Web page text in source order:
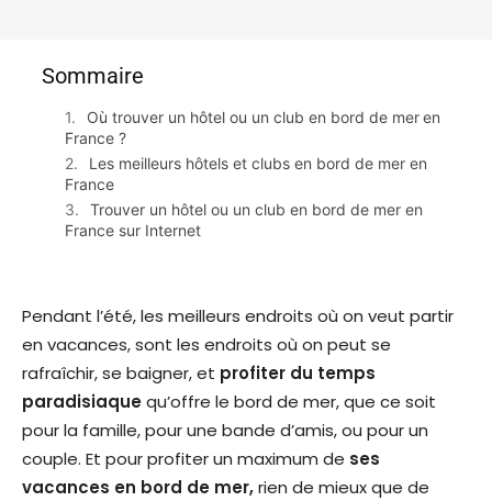
Sommaire
Où trouver un hôtel ou un club en bord de mer en
France ?
Les meilleurs hôtels et clubs en bord de mer en
France
Trouver un hôtel ou un club en bord de mer en
France sur Internet
Pendant l’été, les meilleurs endroits où on veut partir
en vacances, sont les endroits où on peut se
rafraîchir, se baigner, et profiter du temps
paradisiaquequ’offre le bord de mer, que ce soit
pour la famille, pour une bande d’amis, ou pour un
couple. Et pour profiter un maximum de ses
vacances en bord de mer,rien de mieux que de